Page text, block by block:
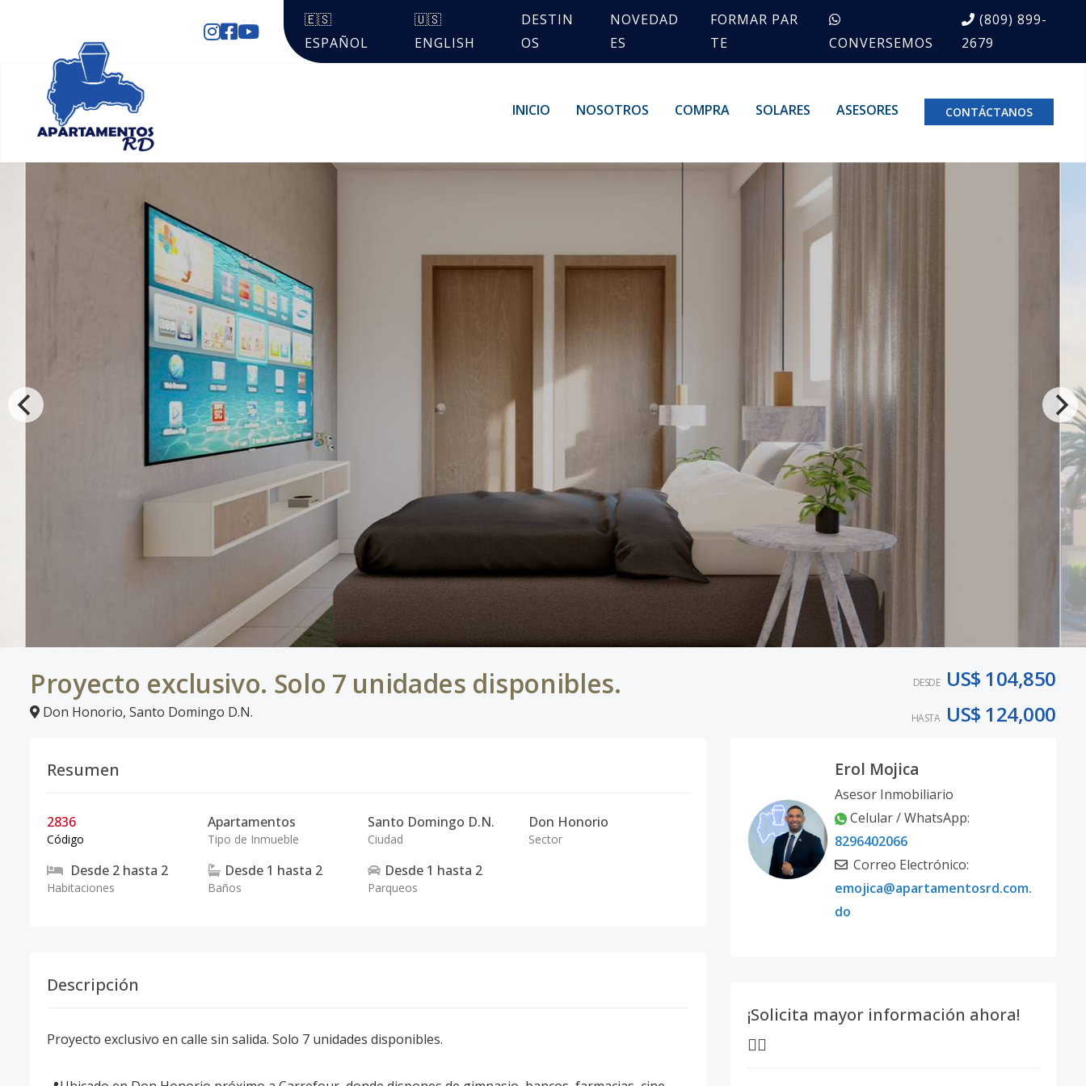
🇪🇸
ESPAÑOL
🇺🇸
ENGLISH
DESTIN
OS
NOVEDAD
ES
FORMAR PAR
TE
CONVERSEMOS
(809) 899-
2679
INICIO NOSOTROS COMPRA SOLARES ASESORES CONTÁCTANOS
Proyecto exclusivo. Solo 7 unidades disponibles. ⁣
Don Honorio, Santo Domingo D.N.
DESDE US$ 104,850
HASTA US$ 124,000
Resumen
2836
Código
Apartamentos
Tipo de Inmueble
Santo Domingo D.N.
Ciudad
Don Honorio
Sector
Desde 2 hasta 2
Habitaciones
Desde 1 hasta 2
Baños
Desde 1 hasta 2
Parqueos
Descripción
Proyecto exclusivo en calle sin salida. Solo 7 unidades disponibles. ⁣
Erol Mojica
Asesor Inmobiliario
Celular / WhatsApp:
8296402066
Correo Electrónico:
emojica@apartamentosrd.com.
do
¡Solicita mayor información ahora!
👇🏽